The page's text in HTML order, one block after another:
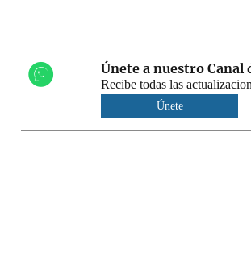
Únete a nuestro Canal
Recibe todas las
Únete